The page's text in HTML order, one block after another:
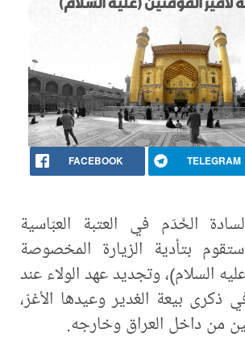
FACEBOOK TELEGRAM
الخَدَم في العتبة العبّاسية
ستقوم بتأدية الزيارة المخصوصة
السلام)، وتجديد عهد الولاء عند
ذكرى بيعة الغدير وعيدها الأغرّ،
من داخل العراق وخارجه.